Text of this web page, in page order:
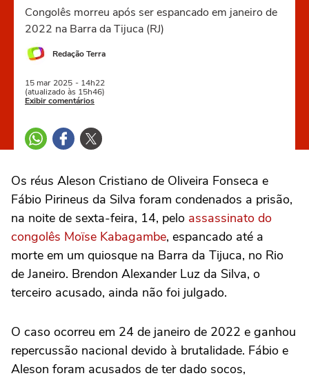
Congolês morreu após ser espancado em janeiro de
2022 na Barra da Tijuca (RJ)
Redação Terra
15 mar 2025 - 14h22
(atualizado às 15h46)
Exibir comentários
Os réus Aleson Cristiano de Oliveira Fonseca e
Fábio Pirineus da Silva foram condenados a prisão,
na noite de sexta-feira, 14, pelo assassinato do
congolês Moïse Kabagambe, espancado até a
morte em um quiosque na Barra da Tijuca, no Rio
de Janeiro. Brendon Alexander Luz da Silva, o
terceiro acusado, ainda não foi julgado.
O caso ocorreu em 24 de janeiro de 2022 e ganhou
repercussão nacional devido à brutalidade. Fábio e
Aleson foram acusados de ter dado socos,